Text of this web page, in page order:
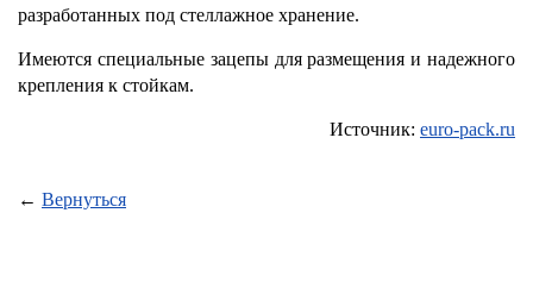
разработанных под стеллажное хранение.
Имеются специальные зацепы для размещения и надежного
крепления к стойкам.
Источник: euro-pack.ru
← Вернуться